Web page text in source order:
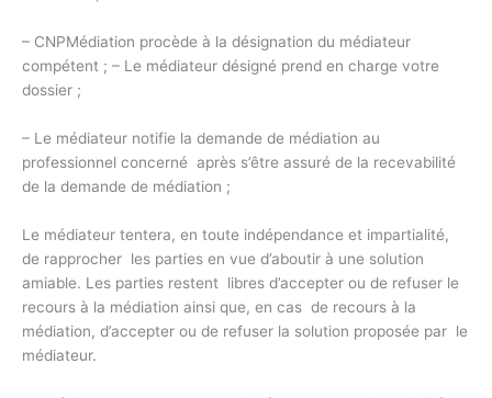
– CNPMédiation procède à la désignation du médiateur
compétent ; – Le médiateur désigné prend en charge votre
dossier ;
– Le médiateur notifie la demande de médiation au
professionnel concerné après s’être assuré de la recevabilité
de la demande de médiation ;
Le médiateur tentera, en toute indépendance et impartialité,
de rapprocher les parties en vue d’aboutir à une solution
amiable. Les parties restent libres d’accepter ou de refuser le
recours à la médiation ainsi que, en cas de recours à la
médiation, d’accepter ou de refuser la solution proposée par le
médiateur.